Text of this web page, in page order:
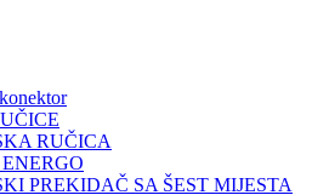
RUČICA
PREKIDAČ SA ŠEST MIJESTA